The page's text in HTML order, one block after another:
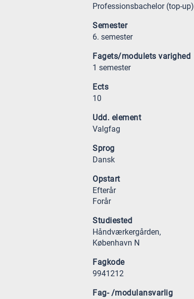
Professionsbachelor (top-up)
Semester
6. semester
Fagets/modulets varighed
1 semester
Ects
10
Udd. element
Valgfag
Sprog
Dansk
Opstart
Efterår
Forår
Studiested
Håndværkergården,
København N
Fagkode
9941212
Fag- /modulansvarlig